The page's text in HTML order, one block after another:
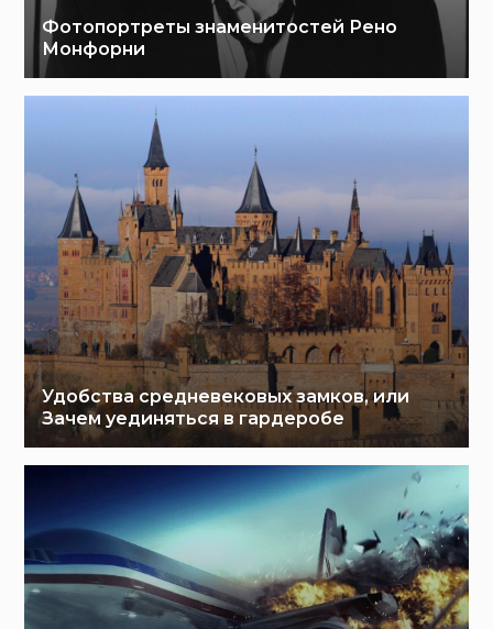
Фотопортреты знаменитостей Рено
Монфорни
Удобства средневековых замков, или
Зачем уединяться в гардеробе